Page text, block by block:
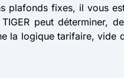
plafonds fixes, il vous
peut déterminer,
la logique tarifaire,